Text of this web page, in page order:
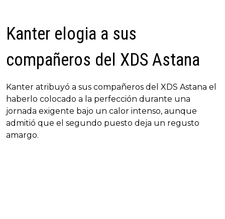
Kanter elogia a sus
compañeros del XDS Astana
Kanter atribuyó a sus compañeros del XDS Astana el
haberlo colocado a la perfección durante una
jornada exigente bajo un calor intenso, aunque
admitió que el segundo puesto deja un regusto
amargo.